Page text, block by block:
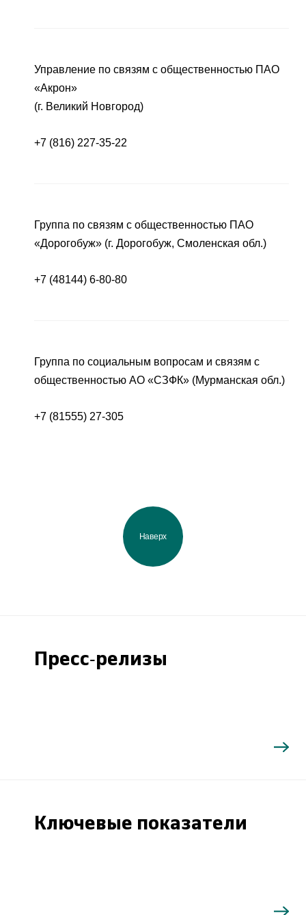
Управление по связям с общественностью ПАО
«Акрон»
(г. Великий Новгород)
+7 (816) 227-35-22
Группа по связям с общественностью ПАО
«Дорогобуж» (г. Дорогобуж, Смоленская обл.)
+7 (48144) 6-80-80
Группа по социальным вопросам и связям с
общественностью АО «СЗФК» (Мурманская обл.)
+7 (81555) 27-305
Наверх
Пресс-релизы
Ключевые показатели